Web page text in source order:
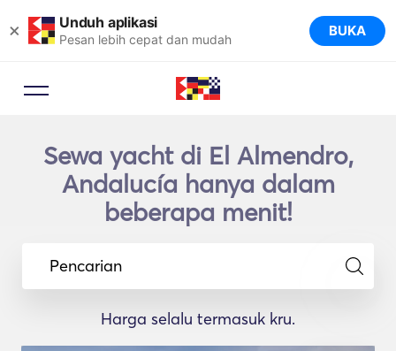
× Unduh aplikasi
Pesan lebih cepat dan mudah BUKA
Sewa yacht di El Almendro,
Andalucía hanya dalam
beberapa menit!
Pencarian
Harga selalu termasuk kru.